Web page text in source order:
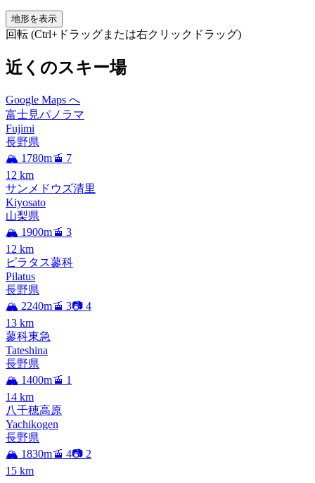
地形を表示
回転 (Ctrl+ドラッグまたは右クリックドラッグ)
近くのスキー場
Google Maps へ
富士見パノラマ
Fujimi
長野県
🏔️ 1780m🚡 7
12 km
サンメドウズ清里
Kiyosato
山梨県
🏔️ 1900m🚡 3
12 km
ピラタス蓼科
Pilatus
長野県
🏔️ 2240m🚡 3📷 4
13 km
蓼科東急
Tateshina
長野県
🏔️ 1400m🚡 1
14 km
八千穂高原
Yachikogen
長野県
🏔️ 1830m🚡 4📷 2
15 km